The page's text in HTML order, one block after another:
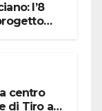
l’8
centro
di Tiro a